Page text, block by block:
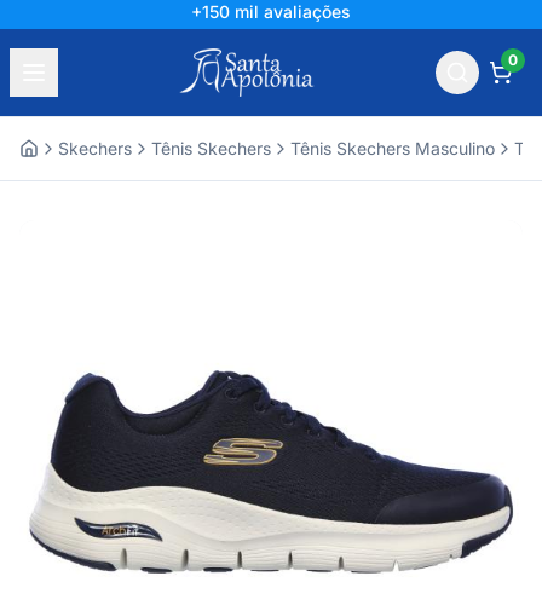
+150 mil avaliações
0
Skechers Tênis Skechers Tênis Skechers Masculino